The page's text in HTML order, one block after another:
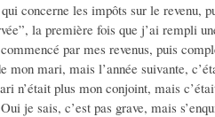
les impôts sur le revenu,
la première fois que j’ai rempli
par mes revenus, puis
mon mari, mais l’année suivante,
n’était plus mon conjoint, mais
je sais, c’est pas grave, mais